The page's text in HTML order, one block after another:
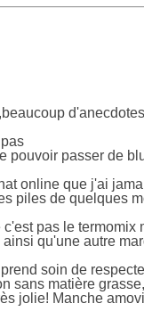
pouvoir passer de
online que j'ai
piles de quelques
pas le
qu'une autre
soin de
sans matière
jolie! Manche